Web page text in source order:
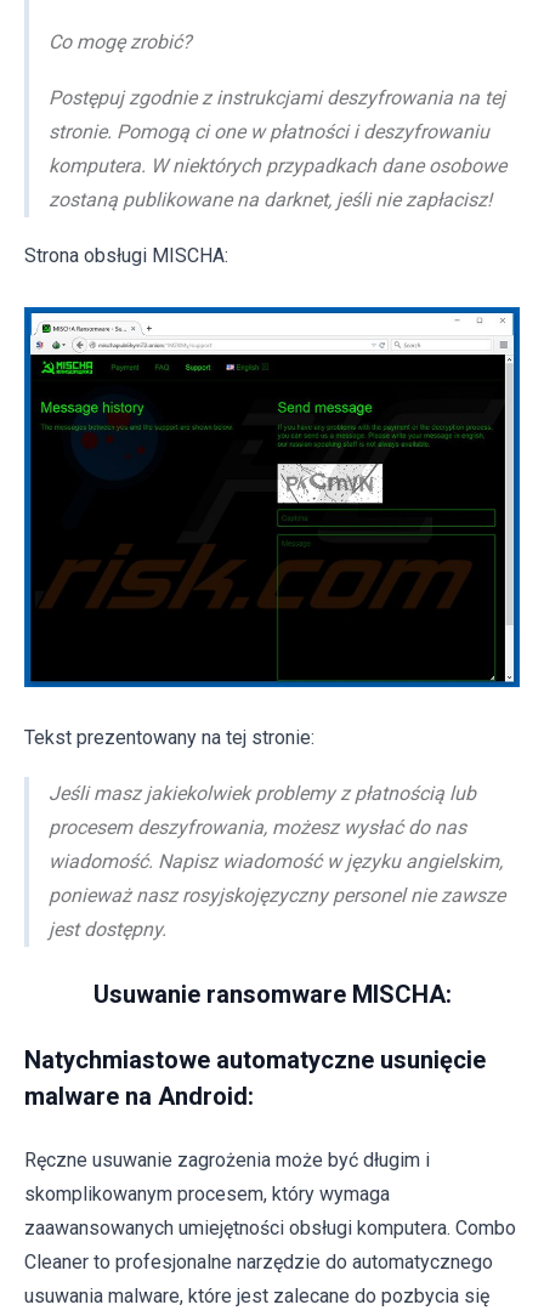
Co mogę zrobić?
Postępuj zgodnie z instrukcjami deszyfrowania na tej
stronie. Pomogą ci one w płatności i deszyfrowaniu
komputera. W niektórych przypadkach dane osobowe
zostaną publikowane na darknet, jeśli nie zapłacisz!
Strona obsługi MISCHA:
Tekst prezentowany na tej stronie:
Jeśli masz jakiekolwiek problemy z płatnością lub
procesem deszyfrowania, możesz wysłać do nas
wiadomość. Napisz wiadomość w języku angielskim,
ponieważ nasz rosyjskojęzyczny personel nie zawsze
jest dostępny.
Usuwanie ransomware MISCHA:
Natychmiastowe automatyczne usunięcie
malware na Android:
Ręczne usuwanie zagrożenia może być długim i
skomplikowanym procesem, który wymaga
zaawansowanych umiejętności obsługi komputera. Combo
Cleaner to profesjonalne narzędzie do automatycznego
usuwania malware, które jest zalecane do pozbycia się